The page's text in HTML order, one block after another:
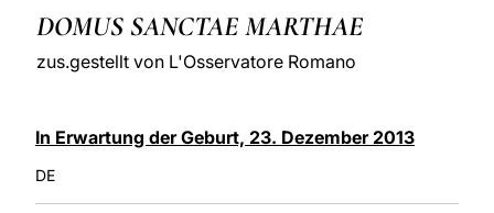
DOMUS SANCTAE MARTHAE
zus.gestellt von L'Osservatore Romano
In Erwartung der Geburt, 23. Dezember 2013
DE